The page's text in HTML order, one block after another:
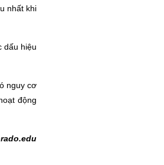
nhất khi
dấu hiệu
nguy cơ
động